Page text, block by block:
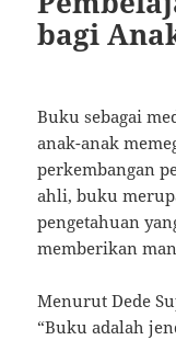
bagi
Buku sebagai
anak-anak
perkembangan
ahli, buku
pengetahuan
memberikan
Menurut Dede
“Buku adalah